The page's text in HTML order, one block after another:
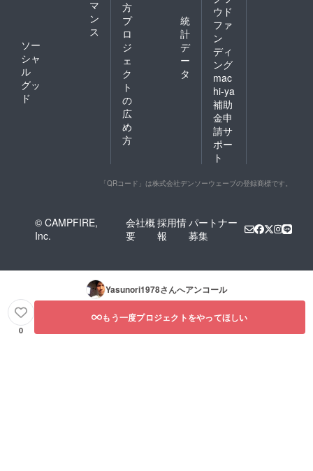
マ
ン
ス
ソー
シャ
ル
グッ
ド
方
プ
ロ
ジ
ェ
ク
ト
の
広
め
方
統
計
デ
ー
タ
ウド
ファ
ン
ディ
ング
mac
hi-ya
補助
金申
請サ
ポー
ト
「QRコード」は株式会社デンソーウェーブの登録商標です。
© CAMPFIRE,
Inc.
会社概
要
採用情
報
パートナー
募集
Yasunori1978さんへアンコール
0
もう一度プロジェクトをやってほしい